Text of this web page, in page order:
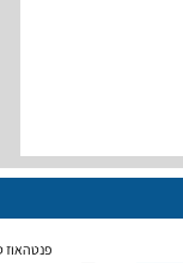
פנטהאוז